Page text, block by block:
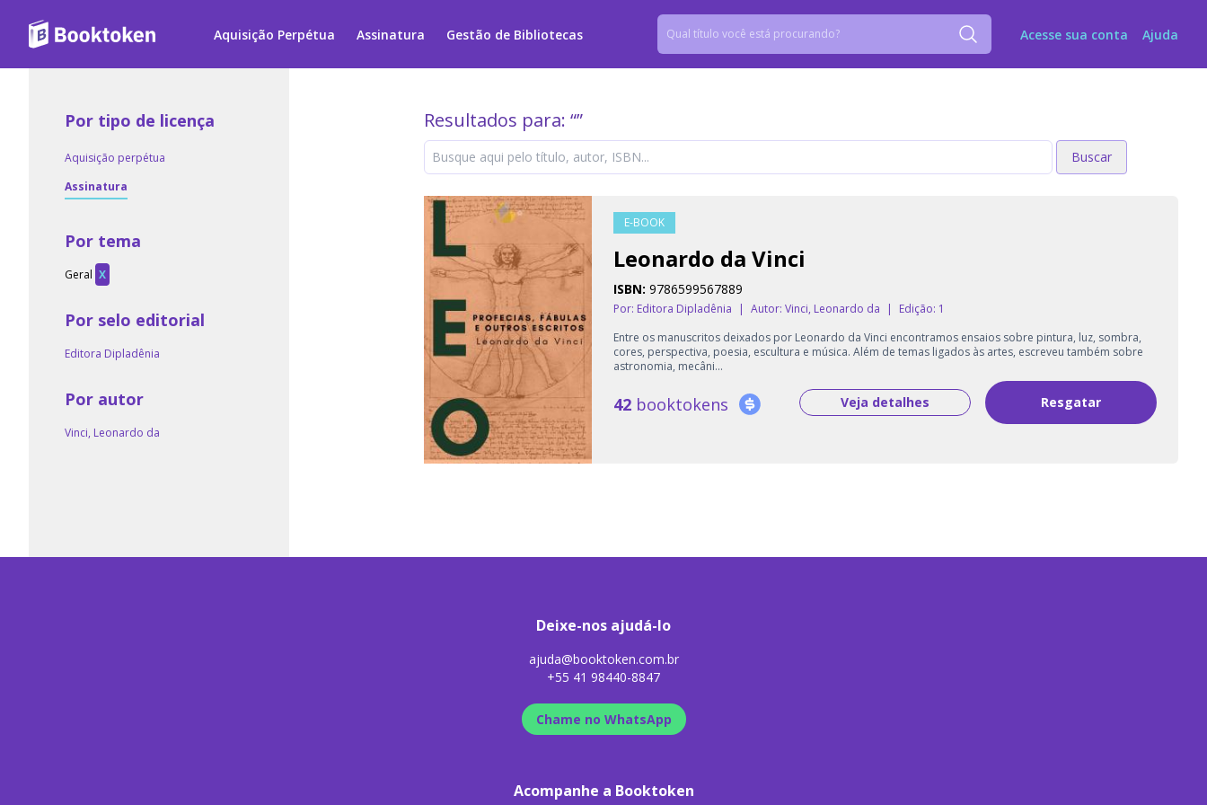
Aquisição Perpétua Assinatura Gestão de Bibliotecas Buscar Acesse sua conta Ajuda
Por tipo de licença
Aquisição perpétua
Assinatura
Por tema
Geral X
Por selo editorial
Editora Dipladênia
Por autor
Vinci, Leonardo da
Resultados para: “”
Buscar
E-BOOK
Leonardo da Vinci
ISBN: 9786599567889
Por: Editora Dipladênia | Autor: Vinci, Leonardo da |
Edição: 1
Entre os manuscritos deixados por Leonardo da Vinci encontramos ensaios sobre pintura, luz, sombra,
cores, perspectiva, poesia, escultura e música. Além de temas ligados às artes, escreveu também sobre
astronomia, mecâni...
42 booktokens Veja detalhes Resgatar
Deixe-nos ajudá-lo
ajuda@booktoken.com.br
+55 41 98440-8847
Chame no WhatsApp
Acompanhe a Booktoken